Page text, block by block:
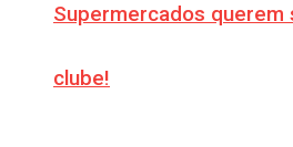
Supermercados querem
clube!